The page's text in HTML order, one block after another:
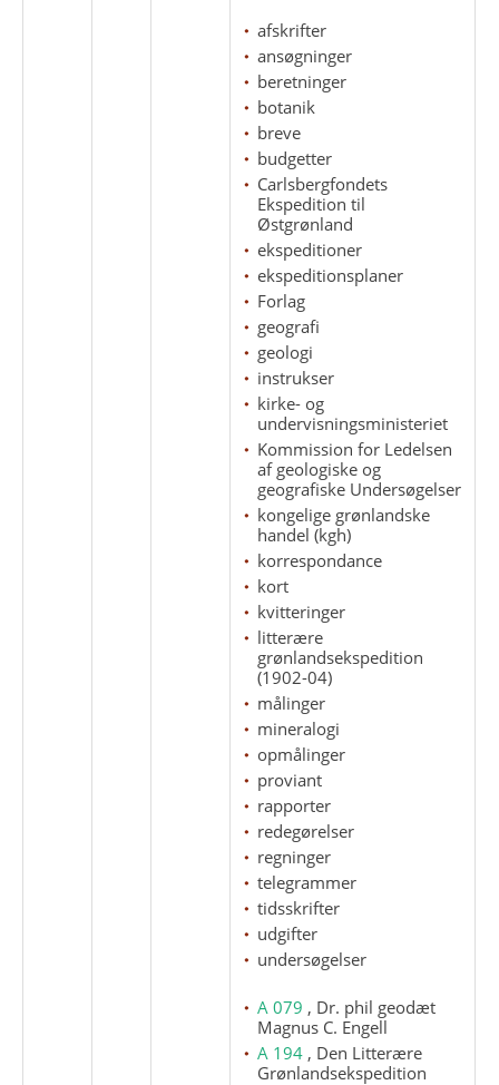
afskrifter
ansøgninger
beretninger
botanik
breve
budgetter
Carlsbergfondets
Ekspedition til
Østgrønland
ekspeditioner
ekspeditionsplaner
Forlag
geografi
geologi
instrukser
kirke- og
undervisningsministeriet
Kommission for Ledelsen
af geologiske og
geografiske Undersøgelser
kongelige grønlandske
handel (kgh)
korrespondance
kort
kvitteringer
litterære
grønlandsekspedition
(1902-04)
målinger
mineralogi
opmålinger
proviant
rapporter
redegørelser
regninger
telegrammer
tidsskrifter
udgifter
undersøgelser
A 079 , Dr. phil geodæt
Magnus C. Engell
A 194 , Den Litterære
Grønlandsekspedition